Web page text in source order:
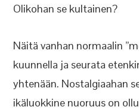
Olikohan se kultainen?
Näitä vanhan normaalin
kuunnella ja seurata
yhtenään. Nostalgiaahan
ikäluokkine nuoruus on